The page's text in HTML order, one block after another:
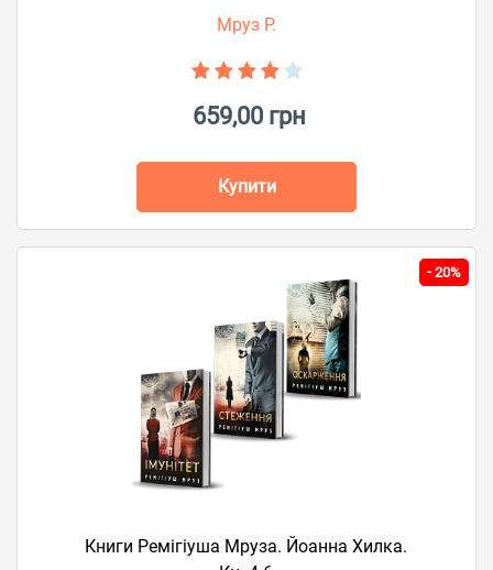
Мруз Р.
659,00 грн
Купити
- 20%
Книги Ремігіуша Мруза. Йоанна Хилка.